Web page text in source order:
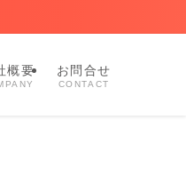
概要 お問合せ
CONTACT